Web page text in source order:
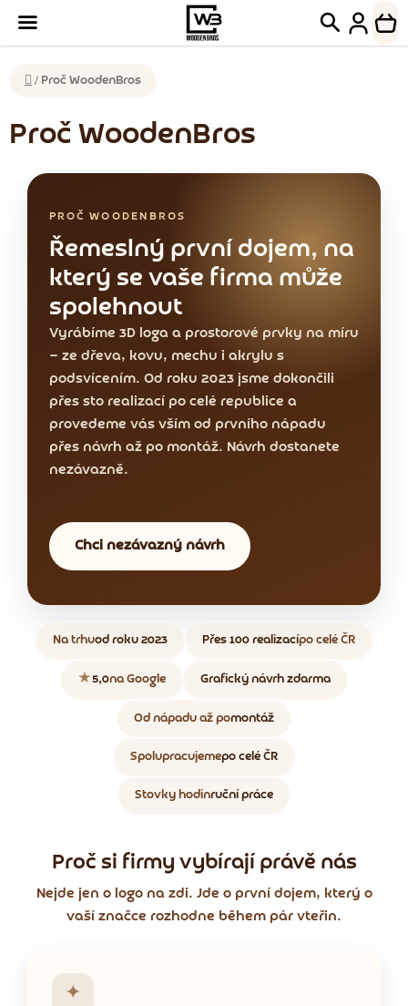
obsah
Hledat
Domů
/ Proč WoodenBros
Proč WoodenBros
PROČ WOODENBROS
Řemeslný první dojem, na
který se vaše firma může
spolehnout
Vyrábíme 3D loga a prostorové prvky na míru
— ze dřeva, kovu, mechu i akrylu s
podsvícením. Od roku 2023 jsme dokončili
přes sto realizací po celé republice a
provedeme vás vším od prvního nápadu
přes návrh až po montáž. Návrh dostanete
nezávazně.
Chci nezávazný návrh
Na trhuod roku 2023 Přes 100 realizacípo celé ČR
★5,0na Google Grafický návrh zdarma
Od nápadu až pomontáž
Spolupracujemepo celé ČR
Stovky hodinruční práce
Proč si firmy vybírají právě nás
Nejde jen o logo na zdi. Jde o první dojem, který o
vaší značce rozhodne během pár vteřin.
✦